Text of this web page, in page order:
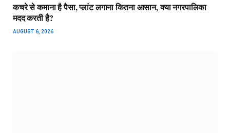
कचरे से कमाना है पैसा, प्लांट लगाना कितना आसान, क्या नगरपालिका
मदद करती है?
AUGUST 6, 2026